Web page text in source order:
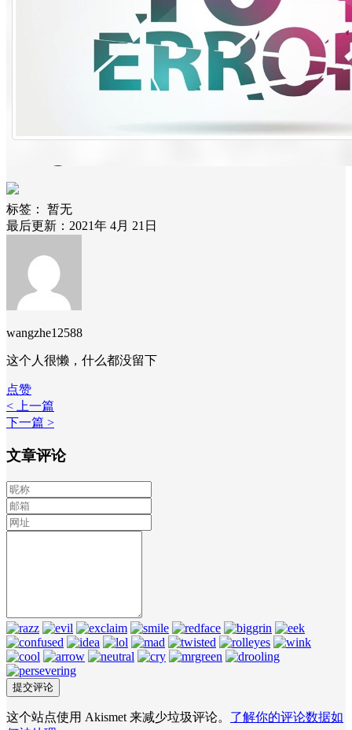
标签：
暂无
最后更新：2021年 4月 21日
wangzhe12588
这个人很懒，什么都没留下
点赞
< 上一篇
下一篇 >
文章评论
这个站点使用 Akismet 来减少垃圾评论。 了解你的评论数据如